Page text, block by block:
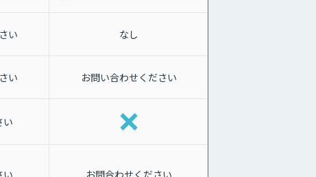
い なし
い お問い合わせください
い
い お問合わせください